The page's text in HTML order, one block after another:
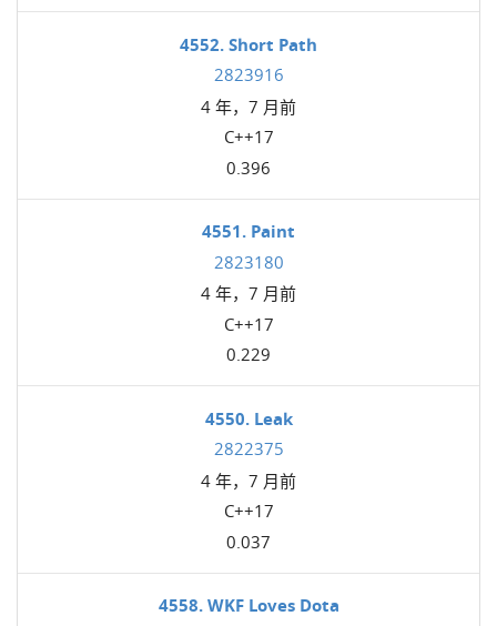
4552. Short Path
2823916
4 年，7 月前
C++17
0.396
4551. Paint
2823180
4 年，7 月前
C++17
0.229
4550. Leak
2822375
4 年，7 月前
C++17
0.037
4558. WKF Loves Dota